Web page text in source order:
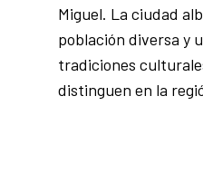
Miguel. La ciudad
población diversa y
tradiciones
distinguen en la